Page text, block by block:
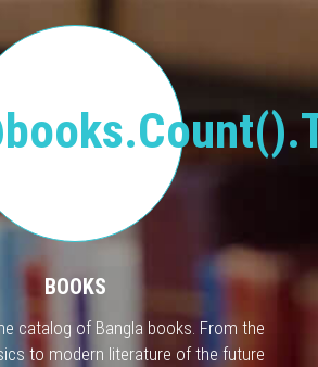
BOOKS
catalog of Bangla books. From the
to modern literature of the future